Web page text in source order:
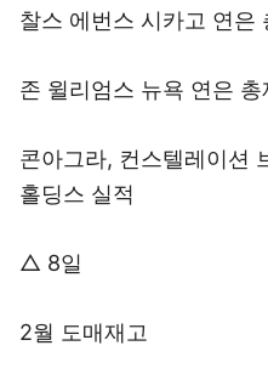
찰스 에번스 시카고 연은
존 윌리엄스 뉴욕 연은 총
콘아그라, 컨스텔레이션
홀딩스 실적
△ 8일
2월 도매재고